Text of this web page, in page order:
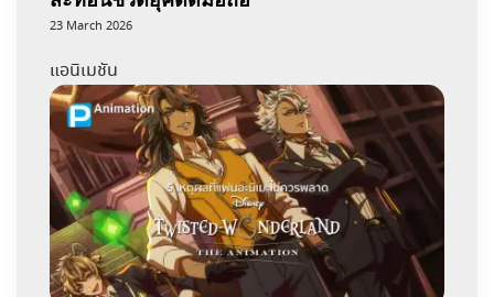
23 March 2026
แอนิเมชัน